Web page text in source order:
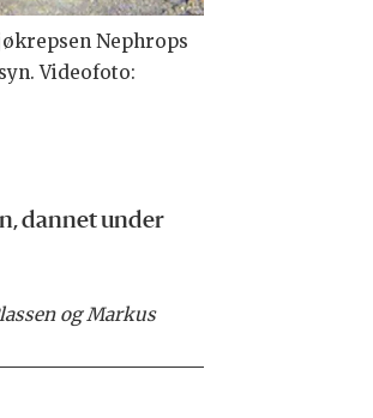
Nephrops
Videofoto:
dannet under
og Markus